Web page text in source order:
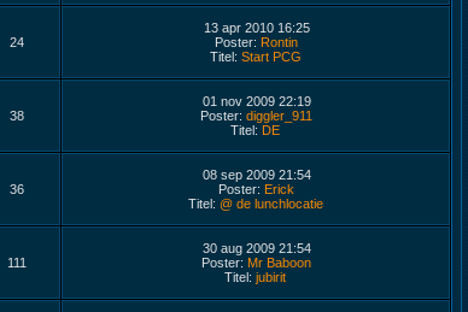
24
13 apr 2010 16:25
Poster: Rontin
Titel: Start PCG
38
01 nov 2009 22:19
Poster: diggler_911
Titel: DE
36
08 sep 2009 21:54
Poster: Erick
Titel: @ de lunchlocatie
111
30 aug 2009 21:54
Poster: Mr Baboon
Titel: jubirit